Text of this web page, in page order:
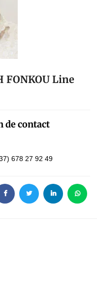
FONKOU Line
de contact
678 27 92 49